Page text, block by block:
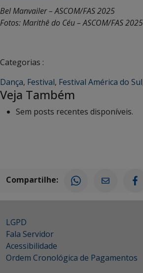
Bel Manvailer – ASCOM/FAS 2025
Fotos: Marithê do Céu – ASCOM/FAS 2025
Categorias :
Dança, Festival, Festival América do Sul
Veja Também
Sem posts recentes disponíveis.
Compartilhe:
LGPD
Fala Servidor
Acessibilidade
Ordem Cronológica de Pagamentos